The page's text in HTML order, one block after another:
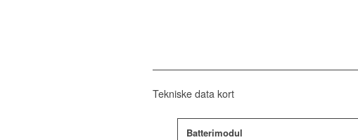
Tekniske data kort
Batterimodul